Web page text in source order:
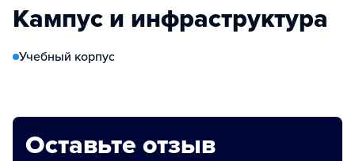
Кампус и инфраструктура
Учебный корпус
Оставьте отзыв